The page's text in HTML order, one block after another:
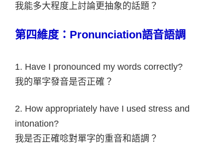
我能多大程度上討論更抽象的話題？
第四維度：Pronunciation語音語調
1. Have I pronounced my words correctly?
我的單字發音是否正確？
2. How appropriately have I used stress and
intonation?
我是否正確唸對單字的重音和語調？